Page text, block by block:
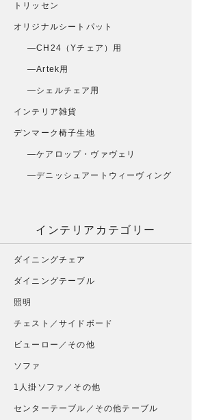
トリッセン
オリジナルシートパット
CH24（Yチェア）用
Artek用
シェルチェア用
インテリア雑貨
デンマーク椅子生地
ケアロップ・ヴァヴェリ
デニッシュアートウィーヴィング
インテリアカテゴリー
ダイニングチェア
ダイニングテーブル
照明
チェスト／サイドボード
ビューロー／その他
ソファ
1人掛ソファ／その他
センターテーブル／その他テーブル